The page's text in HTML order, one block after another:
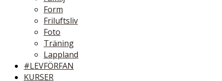
Form
Friluftsliv
Foto
Träning
Lappland
#LEVFÖRFAN
KURSER